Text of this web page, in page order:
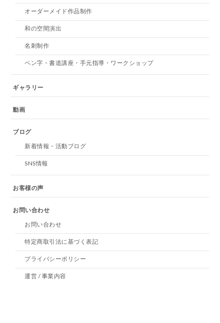
オーダーメイド作品制作
和の空間演出
名刺制作
ペン字・書道講座・手元指導・ワークショップ
ギャラリー
動画
ブログ
新着情報・活動ブログ
SNS情報
お客様の声
お問い合わせ
お問い合わせ
特定商取引法に基づく表記
プライバシーポリシー
運営 / 事業内容